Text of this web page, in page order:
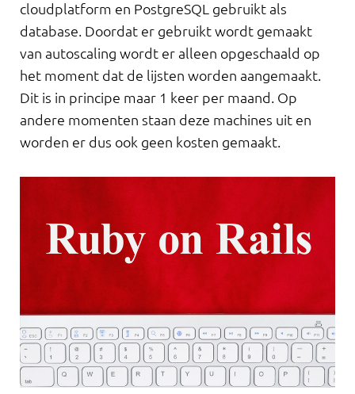
cloudplatform en PostgreSQL gebruikt als
database. Doordat er gebruikt wordt gemaakt
van autoscaling wordt er alleen opgeschaald op
het moment dat de lijsten worden aangemaakt.
Dit is in principe maar 1 keer per maand. Op
andere momenten staan deze machines uit en
worden er dus ook geen kosten gemaakt.